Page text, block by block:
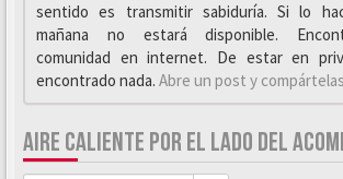
sentido es transmitir sabiduría. Si lo
mañana no estará disponible.
comunidad en internet. De estar en
encontrado nada. Abre un post y compártelas
AIRE CALIENTE POR EL LADO DEL